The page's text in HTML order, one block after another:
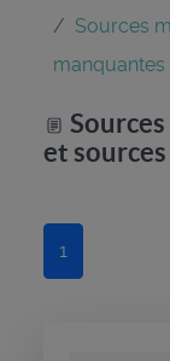
Sources
manquantes
et
1